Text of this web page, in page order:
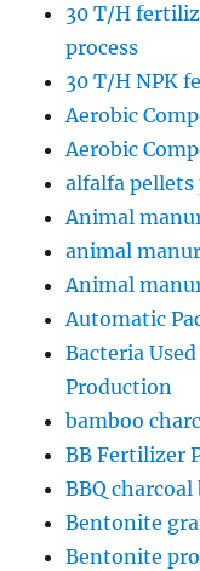
30 T/H
process
30 T/H NPK
Aerobic
Aerobic
alfalfa
Animal
animal
Animal
Automatic
Bacteria
Production
bamboo
BB Fertilizer
BBQ
Bentonite
Bentonite